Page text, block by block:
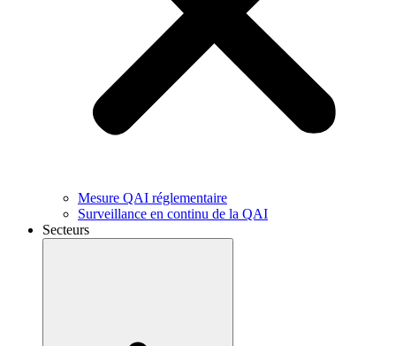
Mesure QAI réglementaire
Surveillance en continu de la QAI
Secteurs